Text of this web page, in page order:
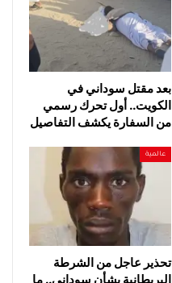
بعد مقتل سوداني في
الكويت.. أول تحرك رسمي
من السفارة يكشف التفاصيل
عالمية
تحذير عاجل من الشرطة